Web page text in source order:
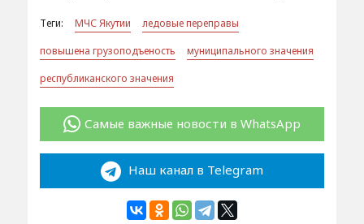
Теги: МЧС Якутии
ледовые переправы
повышена грузоподъеность
муниципального значения
республиканского значения
Самые важные новости в WhatsApp
Наш канал в Telegram